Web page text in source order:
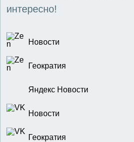
интересно!
Новости
Геократия
Яндекс Новости
Новости
Геократия